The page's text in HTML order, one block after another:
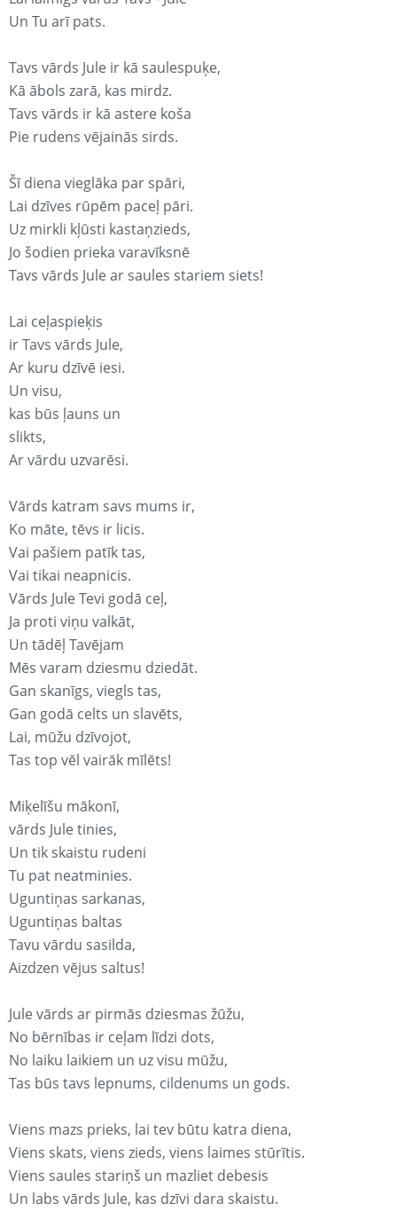
Un Tu arī pats.
Tavs vārds Jule ir kā saulespuķe,
Kā ābols zarā, kas mirdz.
Tavs vārds ir kā astere koša
Pie rudens vējainās sirds.
Šī diena vieglāka par spāri,
Lai dzīves rūpēm paceļ pāri.
Uz mirkli kļūsti kastaņzieds,
Jo šodien prieka varavīksnē
Tavs vārds Jule ar saules stariem siets!
Lai ceļaspieķis
ir Tavs vārds Jule,
Ar kuru dzīvē iesi.
Un visu,
kas būs ļauns un
slikts,
Ar vārdu uzvarēsi.
Vārds katram savs mums ir,
Ko māte, tēvs ir licis.
Vai pašiem patīk tas,
Vai tikai neapnicis.
Vārds Jule Tevi godā ceļ,
Ja proti viņu valkāt,
Un tādēļ Tavējam
Mēs varam dziesmu dziedāt.
Gan skanīgs, viegls tas,
Gan godā celts un slavēts,
Lai, mūžu dzīvojot,
Tas top vēl vairāk mīlēts!
Miķelīšu mākonī,
vārds Jule tinies,
Un tik skaistu rudeni
Tu pat neatminies.
Uguntiņas sarkanas,
Uguntiņas baltas
Tavu vārdu sasilda,
Aizdzen vējus saltus!
Jule vārds ar pirmās dziesmas žūžu,
No bērnības ir ceļam līdzi dots,
No laiku laikiem un uz visu mūžu,
Tas būs tavs lepnums, cildenums un gods.
Viens mazs prieks, lai tev būtu katra diena,
Viens skats, viens zieds, viens laimes stūrītis.
Viens saules stariņš un mazliet debesis
Un labs vārds Jule, kas dzīvi dara skaistu.